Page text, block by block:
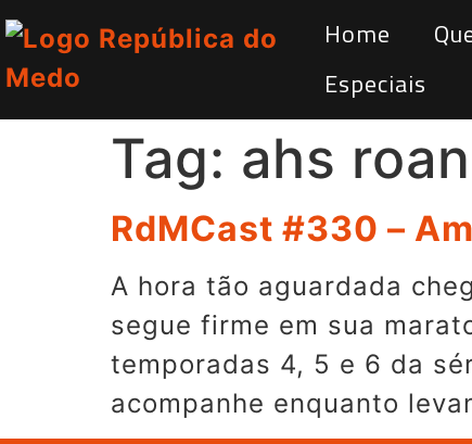
Home
Especiais
Tag: ahs
RdMCast #330 –
A hora tão aguardada
segue firme em sua
temporadas 4, 5 e 6 da
acompanhe enquanto